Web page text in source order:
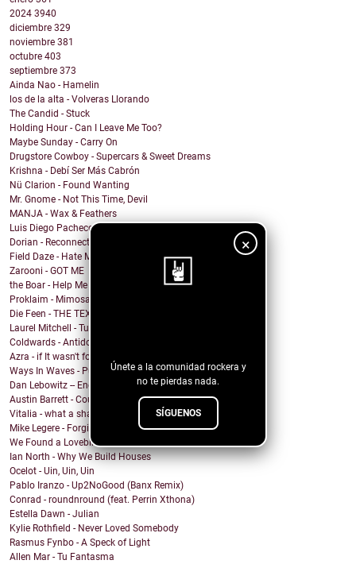
×
Únete a la comunidad rockera y
no te pierdas nada.
SÍGUENOS
2024 3940
diciembre 329
noviembre 381
octubre 403
septiembre 373
Ainda Nao - Hamelin
los de la alta - Volveras Llorando
The Candid - Stuck
Holding Hour - Can I Leave Me Too?
Maybe Sunday - Carry On
Drugstore Cowboy - Supercars & Sweet Dreams
Krishna - Debí Ser Más Cabrón
Nü Clarion - Found Wanting
Mr. Gnome - Not This Time, Devil
MANJA - Wax & Feathers
Luis Diego Pacheco - Magic Girl
Dorian - Reconnected
Field Daze - Hate Me
Zarooni - GOT ME
the Boar - Help Me
Proklaim - Mimosa
Die Feen - THE TEXAN
Laurel Mitchell - Tuesday, Parkway
Coldwards - Antidote
Azra - if It wasn't for you
Ways In Waves - Pulled to the Sky
Dan Lebowitz -- Enemies
Austin Barrett - Country Enuf
Vitalia - what a shame
Mike Legere - Forgiveness
We Found a Lovebird - 100%
Ian North - Why We Build Houses
Ocelot - Uin, Uin, Uin
Pablo Iranzo - Up2NoGood (Banx Remix)
Conrad - roundnround (feat. Perrin Xthona)
Estella Dawn - Julian
Kylie Rothfield - Never Loved Somebody
Rasmus Fynbo - A Speck of Light
Allen Mar - Tu Fantasma